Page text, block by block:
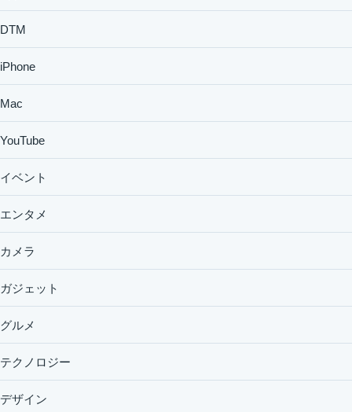
DTM
iPhone
Mac
YouTube
イベント
エンタメ
カメラ
ガジェット
グルメ
テクノロジー
デザイン